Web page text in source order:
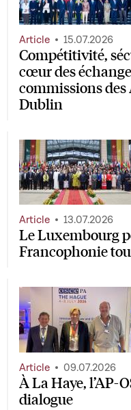
Compétitivité,
cœur des
commissions des
Dublin
Article 15.07.2026
Le Luxembourg
Francophonie
Article 13.07.2026
À La Haye, l’AP-
dialogue
Article 09.07.2026